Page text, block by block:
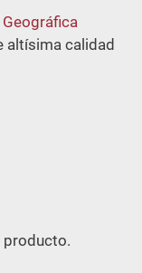
altísima calidad
producto.